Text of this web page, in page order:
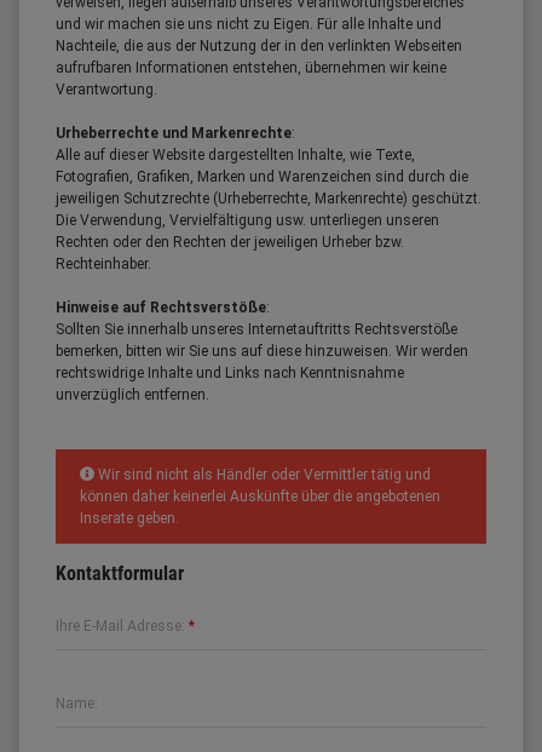
und wir machen sie uns nicht zu Eigen. Für alle Inhalte und
Nachteile, die aus der Nutzung der in den verlinkten Webseiten
aufrufbaren Informationen entstehen, übernehmen wir keine
Verantwortung.
Urheberrechte und Markenrechte:
Alle auf dieser Website dargestellten Inhalte, wie Texte,
Fotografien, Grafiken, Marken und Warenzeichen sind durch die
jeweiligen Schutzrechte (Urheberrechte, Markenrechte) geschützt.
Die Verwendung, Vervielfältigung usw. unterliegen unseren
Rechten oder den Rechten der jeweiligen Urheber bzw.
Rechteinhaber.
Hinweise auf Rechtsverstöße:
Sollten Sie innerhalb unseres Internetauftritts Rechtsverstöße
bemerken, bitten wir Sie uns auf diese hinzuweisen. Wir werden
rechtswidrige Inhalte und Links nach Kenntnisnahme
unverzüglich entfernen.
Wir sind nicht als Händler oder Vermittler tätig und
können daher keinerlei Auskünfte über die angebotenen
Inserate geben.
Kontaktformular
Ihre E-Mail Adresse: *
Name: